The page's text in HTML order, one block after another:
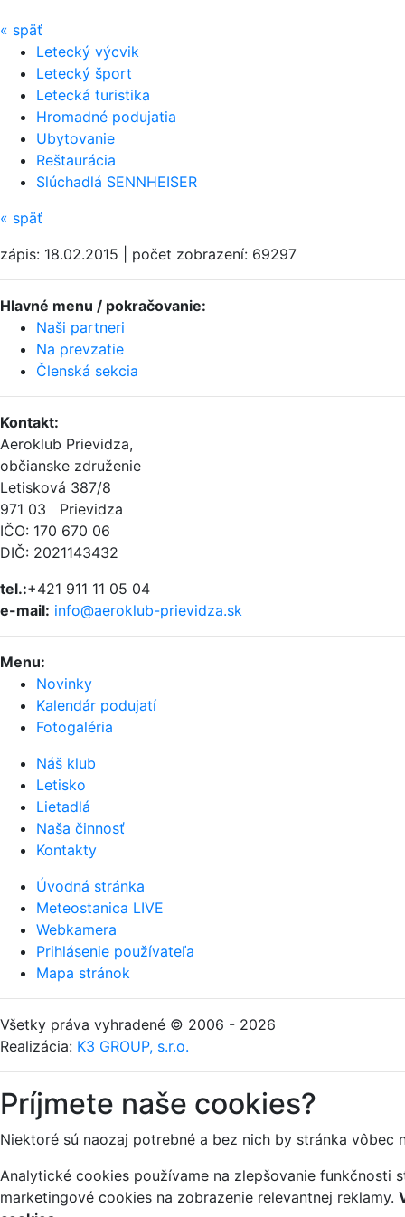
« späť
Letecký výcvik
Letecký šport
Letecká turistika
Hromadné podujatia
Ubytovanie
Reštaurácia
Slúchadlá SENNHEISER
« späť
zápis: 18.02.2015 | počet zobrazení: 69297
Hlavné menu / pokračovanie:
Naši partneri
Na prevzatie
Členská sekcia
Kontakt:
Aeroklub Prievidza,
občianske združenie
Letisková 387/8
971 03 Prievidza
IČO: 170 670 06
DIČ: 2021143432
tel.:+421 911 11 05 04
e-mail: info@aeroklub-prievidza.sk
Menu:
Novinky
Kalendár podujatí
Fotogaléria
Náš klub
Letisko
Lietadlá
Naša činnosť
Kontakty
Úvodná stránka
Meteostanica LIVE
Webkamera
Prihlásenie používateľa
Mapa stránok
Všetky práva vyhradené © 2006 - 2026
Realizácia: K3 GROUP, s.r.o.
Príjmete naše cookies?
Niektoré sú naozaj potrebné a bez nich by stránka vôbec
Analytické cookies používame na zlepšovanie funkčnosti
marketingové cookies na zobrazenie relevantnej reklamy.